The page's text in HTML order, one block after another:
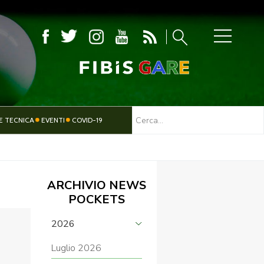
TECNICA EVENTI COVID-19
ARCHIVIO NEWS
POCKETS
2026
Luglio 2026